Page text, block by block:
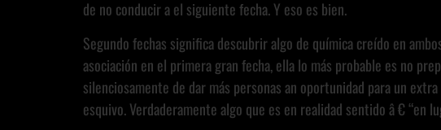
de no conducir a el siguiente fecha. Y eso es bien.
Segundo fechas significa descubrir algo de química creído en
asociación en el primera gran fecha, ella lo más probable es no
silenciosamente de dar más personas an oportunidad para un
esquivo. Verdaderamente algo que es en realidad sentido â € “en